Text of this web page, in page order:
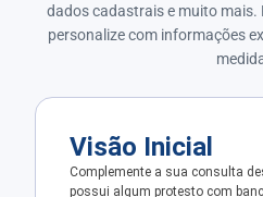
dados cadastrais e muito mais.
personalize com informações
Visão Inicial
Complemente a sua consulta
possui algum protesto com